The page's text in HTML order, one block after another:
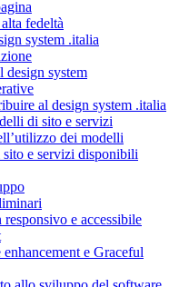
fedeltà
system .italia
design system
al design system .italia
di sito e servizi
dei modelli
e servizi disponibili
e accessibile
e Graceful